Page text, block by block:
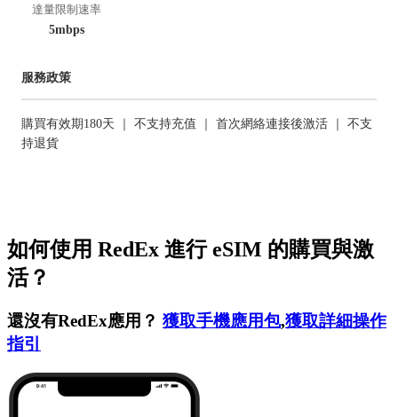
達量限制速率
5mbps
服務政策
購買有效期180天 ｜ 不支持充值 ｜ 首次網絡連接後激活 ｜ 不支
持退貨
如何使用 RedEx 進行 eSIM 的購買與激
活？
還沒有RedEx應用？ 獲取手機應用包,獲取詳細操作
指引